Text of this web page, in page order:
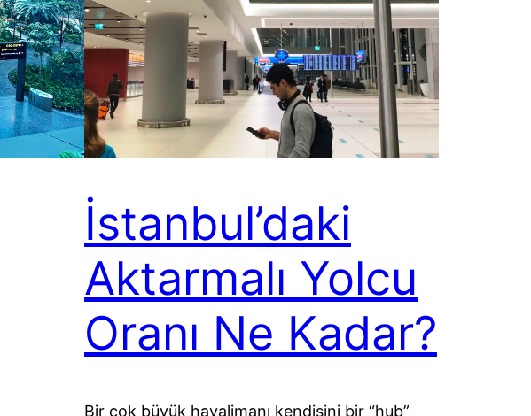
İstanbul’daki
Aktarmalı Yolcu
Oranı Ne Kadar?
Bir çok büyük havalimanı kendisini bir “hub”